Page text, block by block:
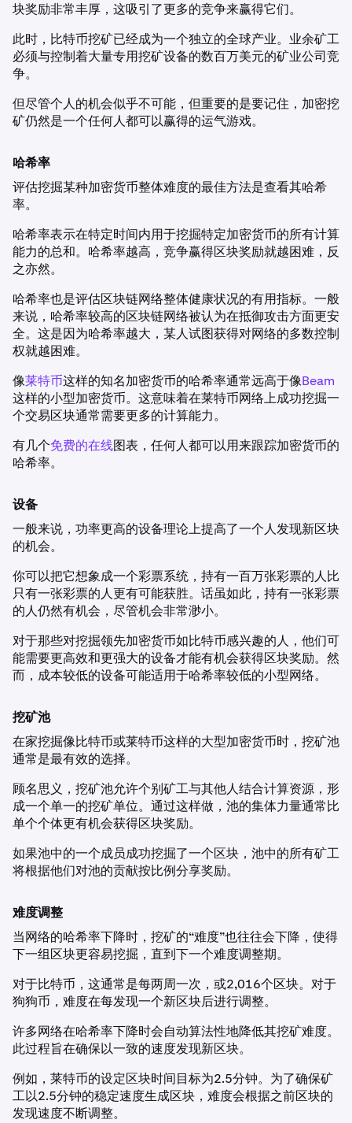
块奖励非常丰厚，这吸引了更多的竞争来赢得它们。
此时，比特币挖矿已经成为一个独立的全球产业。业余矿工
必须与控制着大量专用挖矿设备的数百万美元的矿业公司竞
争。
但尽管个人的机会似乎不可能，但重要的是要记住，加密挖
矿仍然是一个任何人都可以赢得的运气游戏。
哈希率
评估挖掘某种加密货币整体难度的最佳方法是查看其哈希
率。
哈希率表示在特定时间内用于挖掘特定加密货币的所有计算
能力的总和。哈希率越高，竞争赢得区块奖励就越困难，反
之亦然。
哈希率也是评估区块链网络整体健康状况的有用指标。一般
来说，哈希率较高的区块链网络被认为在抵御攻击方面更安
全。这是因为哈希率越大，某人试图获得对网络的多数控制
权就越困难。
像莱特币这样的知名加密货币的哈希率通常远高于像Beam
这样的小型加密货币。这意味着在莱特币网络上成功挖掘一
个交易区块通常需要更多的计算能力。
有几个免费的在线图表，任何人都可以用来跟踪加密货币的
哈希率。
设备
一般来说，功率更高的设备理论上提高了一个人发现新区块
的机会。
你可以把它想象成一个彩票系统，持有一百万张彩票的人比
只有一张彩票的人更有可能获胜。话虽如此，持有一张彩票
的人仍然有机会，尽管机会非常渺小。
对于那些对挖掘领先加密货币如比特币感兴趣的人，他们可
能需要更高效和更强大的设备才能有机会获得区块奖励。然
而，成本较低的设备可能适用于哈希率较低的小型网络。
挖矿池
在家挖掘像比特币或莱特币这样的大型加密货币时，挖矿池
通常是最有效的选择。
顾名思义，挖矿池允许个别矿工与其他人结合计算资源，形
成一个单一的挖矿单位。通过这样做，池的集体力量通常比
单个个体更有机会获得区块奖励。
如果池中的一个成员成功挖掘了一个区块，池中的所有矿工
将根据他们对池的贡献按比例分享奖励。
难度调整
当网络的哈希率下降时，挖矿的“难度”也往往会下降，使得
下一组区块更容易挖掘，直到下一个难度调整期。
对于比特币，这通常是每两周一次，或2,016个区块。对于
狗狗币，难度在每发现一个新区块后进行调整。
许多网络在哈希率下降时会自动算法性地降低其挖矿难度。
此过程旨在确保以一致的速度发现新区块。
例如，莱特币的设定区块时间目标为2.5分钟。为了确保矿
工以2.5分钟的稳定速度生成区块，难度会根据之前区块的
发现速度不断调整。